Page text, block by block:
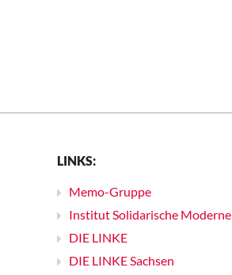
LINKS:
Memo-Gruppe
Institut Solidarische Moderne
DIE LINKE
DIE LINKE Sachsen